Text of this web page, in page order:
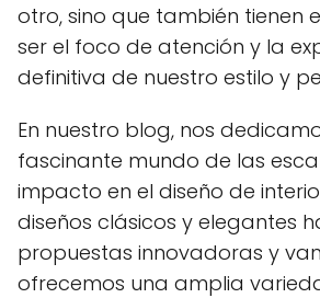
otro, sino que también tienen
ser el foco de atención y la
definitiva de nuestro estilo y
En nuestro blog, nos
fascinante mundo de las
impacto en el diseño de
diseños clásicos y elegantes
propuestas innovadoras y
ofrecemos una amplia